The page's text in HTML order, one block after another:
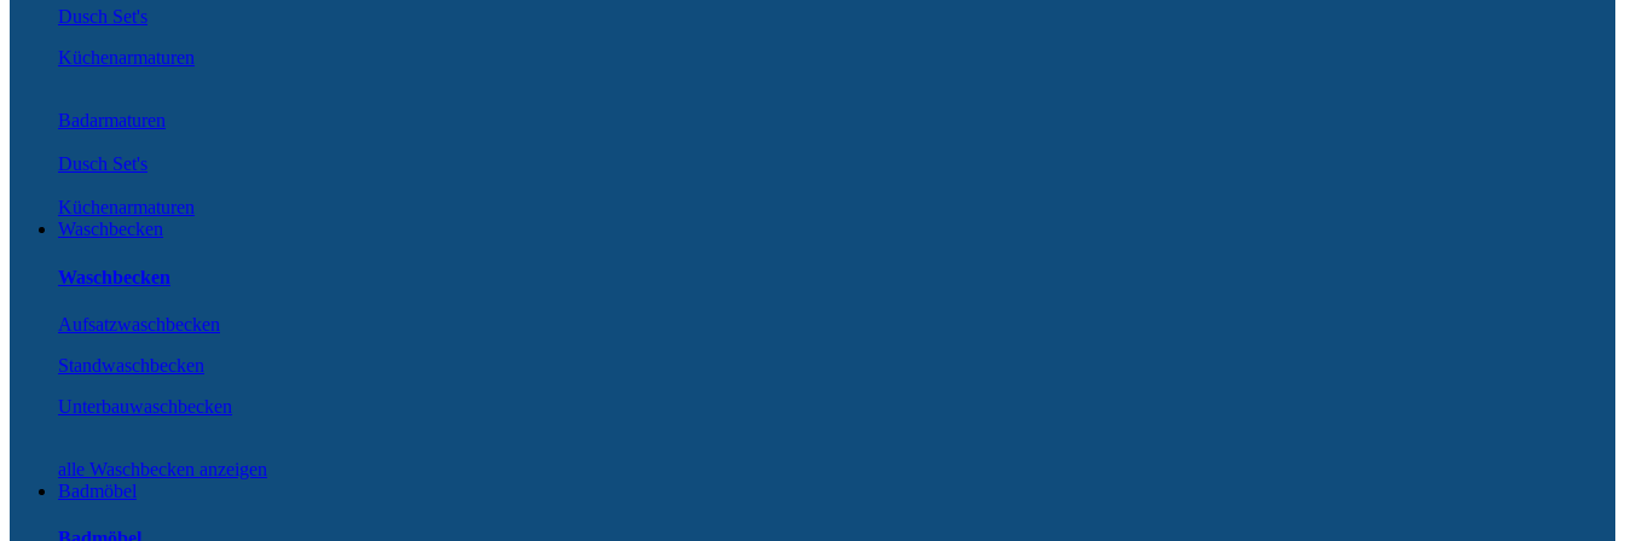
Dusch Set's
Küchenarmaturen
Badarmaturen
Dusch Set's
Küchenarmaturen
Waschbecken
Waschbecken
Aufsatzwaschbecken
Standwaschbecken
Unterbauwaschbecken
alle Waschbecken anzeigen
Badmöbel